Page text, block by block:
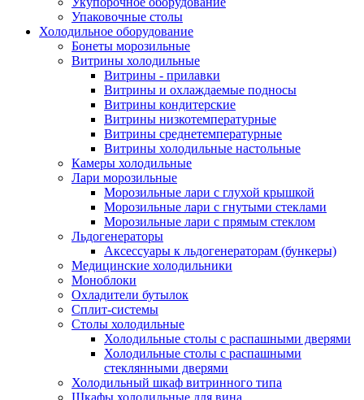
Упаковочные столы
Холодильное оборудование
Бонеты морозильные
Витрины холодильные
Витрины - прилавки
Витрины и охлаждаемые подносы
Витрины кондитерские
Витрины низкотемпературные
Витрины среднетемпературные
Витрины холодильные настольные
Камеры холодильные
Лари морозильные
Морозильные лари с глухой крышкой
Морозильные лари с гнутыми стеклами
Морозильные лари с прямым стеклом
Льдогенераторы
Аксессуары к льдогенераторам (бункеры)
Медицинские холодильники
Моноблоки
Охладители бутылок
Сплит-системы
Столы холодильные
Холодильные столы с распашными дверями
Холодильные столы с распашными
стеклянными дверями
Холодильный шкаф витринного типа
Шкафы холодильные для вина